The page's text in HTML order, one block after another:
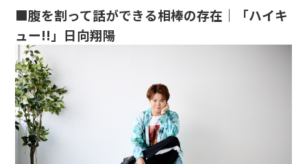
■腹を割って話ができる相棒の存在｜「ハイキ
ュー!!」日向翔陽